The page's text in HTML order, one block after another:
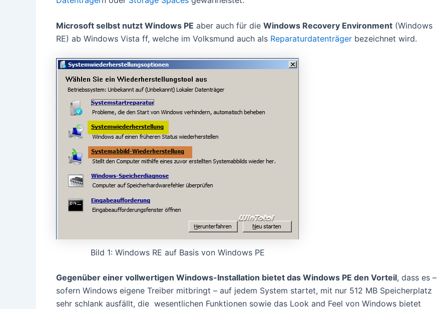
Microsoft selbst nutzt Windows PE aber auch für die Windows Recovery Environment (Windows
RE) ab Windows Vista ff, welche im Volksmund auch als Reparaturdatenträger bezeichnet wird.
Bild 1: Windows RE auf Basis von Windows PE
Gegenüber einer vollwertigen Windows-Installation bietet das Windows PE den Vorteil, dass es –
sofern Windows eigene Treiber mitbringt – auf jedem System startet, mit nur 512 MB Speicherplatz
sehr schlank ausfällt, die wesentlichen Funktionen sowie das Look and Feel von Windows bietet